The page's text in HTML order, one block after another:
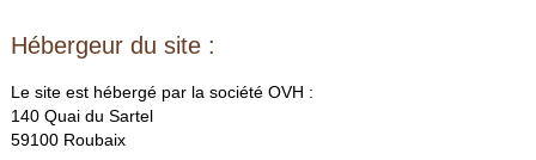
Hébergeur du site :
Le site est hébergé par la société OVH :
140 Quai du Sartel
59100 Roubaix